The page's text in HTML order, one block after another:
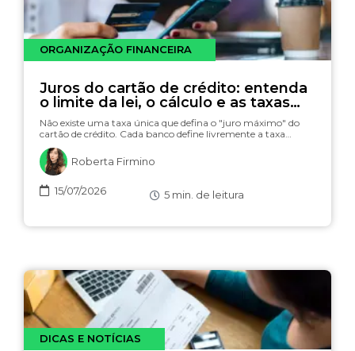
ORGANIZAÇÃO FINANCEIRA
Juros do cartão de crédito: entenda
o limite da lei, o cálculo e as taxas
(com simulador)
Não existe uma taxa única que defina o "juro máximo" do
cartão de crédito. Cada banco define livremente a taxa…
Roberta Firmino
15/07/2026 5 min. de leitura
DICAS E NOTÍCIAS